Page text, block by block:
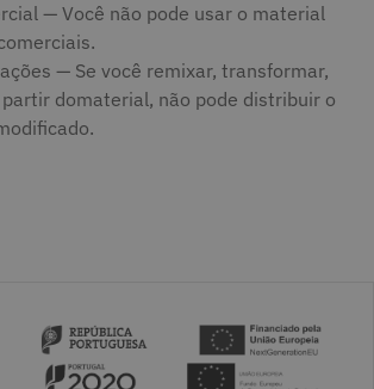
— Você não pode usar o material
— Se você remixar, transformar,
domaterial, não pode distribuir o